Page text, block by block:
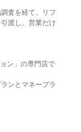
査を経て、リフ
渡し。営業だけ
ン」の専門店で
ンとマネープラ